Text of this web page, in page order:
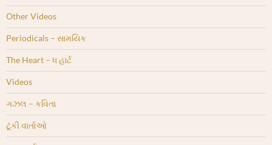
Other Videos
Periodicals – સામયિક
The Heart – ધ હાર્ટ
Videos
ગઝલ – કવિતા
ટૂંકી વાર્તાઓ